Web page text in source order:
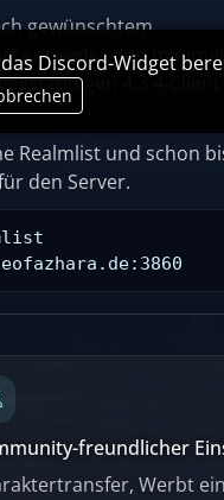
Discord-Widget
gewünschtem
entweder den
4.3.4-Client
Realmlist und schon
den Server.
freundlicher
Werbt